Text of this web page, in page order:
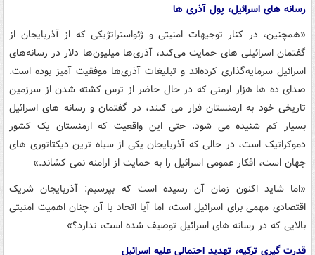
رسانه های اسرائیل، پول آذری ها
«همچنین، در کنار توجیهات امنیتی و ژئواستراتژیکی که از آذربایجان از
گفتمان اسرائیلی های حمایت می‌کند، آذری‌ها میلیون‌ها دلار در رسانه‌های
اسرائیل سرمایه‌گذاری کرده‌اند و تبلیغات آذری‌ها موفقیت آمیز بوده است.
صدای ده ها هزار ارمنی که در حال حاضر از ترس کشته شدن از سرزمین
تاریخی خود به ارمنستان فرار می کنند، در گفتمان و رسانه های اسرائیل
بسیار کم شنیده می شود. حتی این واقعیت که ارمنستان یک کشور
دموکراتیک است، در حالی که آذربایجان یکی از سیاه ترین دیکتاتوری های
جهان است، افکار عمومی اسرائیل را به حمایت از ارامنه نمی کشاند.»
«اما شاید اکنون زمان آن رسیده است که بپرسیم: آذربایجان شریک
اقتصادی مهمی برای اسرائیل است، اما آیا اتحاد با آن چنان اهمیت امنیتی
بالایی که در رسانه های اسرائیل توصیف شده است، ندارد؟»
قدرت گیری ترکیه، تهدید احتمالی علیه اسرائیل